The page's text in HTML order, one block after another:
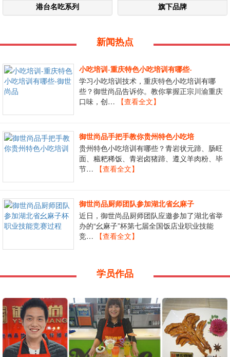
港台名吃系列 旗下品牌
新闻热点
小吃培训-重庆特色小吃培训有哪些-
学习小吃培训技术，重庆特色小吃培训有哪
些？御世尚品告诉你。教你掌握正宗川渝重庆
口味，创…
【查看全文】
御世尚品手把手教你贵州特色小吃培
贵州特色小吃培训有哪些？青岩状元蹄、肠旺
面、糍粑稀饭、青岩卤猪蹄、遵义羊肉粉、毕
节…
【查看全文】
御世尚品厨师团队参加湖北省幺麻子
近日，御世尚品厨师团队应邀参加了湖北省举
办的“幺麻子”杯第七届全国饭店业职业技能
竞…
【查看全文】
学员作品